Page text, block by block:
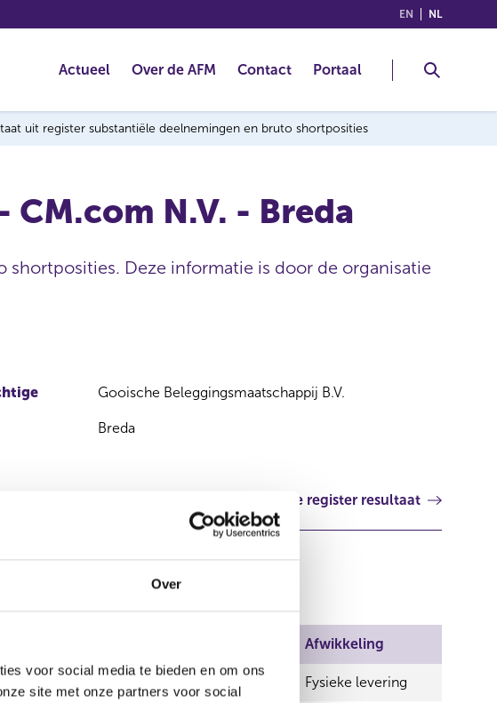
Over
voor social media te bieden en om ons
site met onze partners voor social
EN (ENGLISH)
NL
Actueel Over de AFM Contact Portaal
uit register substantiële deelnemingen en bruto shortposities
N.V. - Breda
Deze informatie is door de organisatie
Gooische Beleggingsmaatschappij B.V.
Breda
Volgende register resultaat
Afwikkeling
Fysieke levering